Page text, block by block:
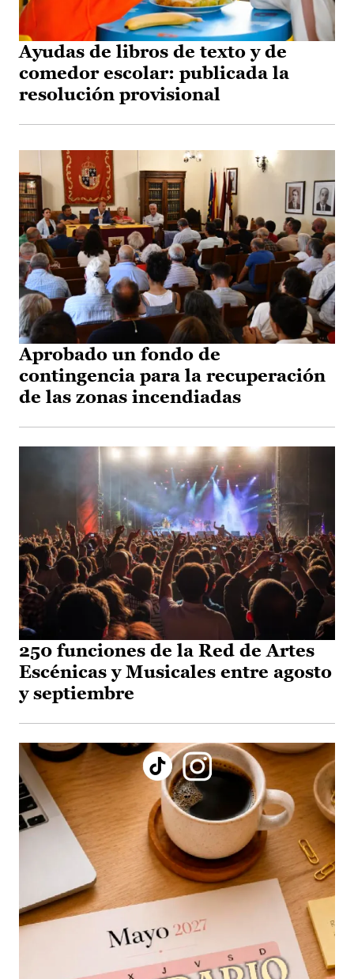
Ayudas de libros de texto y de
comedor escolar: publicada la
resolución provisional
Aprobado un fondo de
contingencia para la recuperación
de las zonas incendiadas
250 funciones de la Red de Artes
Escénicas y Musicales entre agosto
y septiembre